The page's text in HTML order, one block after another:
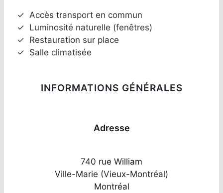
✓ Accès transport en commun
✓ Luminosité naturelle (fenêtres)
✓ Restauration sur place
✓ Salle climatisée
INFORMATIONS GÉNÉRALES
Adresse
740 rue William
Ville-Marie (Vieux-Montréal)
Montréal